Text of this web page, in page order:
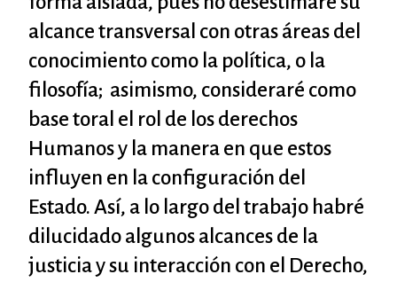
alcance transversal con otras áreas del
conocimiento como la política, o la
filosofía; asimismo, consideraré como
base toral el rol de los derechos
Humanos y la manera en que estos
influyen en la configuración del
Estado. Así, a lo largo del trabajo habré
dilucidado algunos alcances de la
justicia y su interacción con el Derecho,